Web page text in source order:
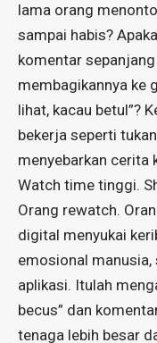
lama orang
sampai habis?
komentar
membagikannya ke
lihat, kacau betul”?
bekerja seperti
menyebarkan cerita
Watch time tinggi.
Orang rewatch.
digital menyukai
emosional manusia,
aplikasi. Itulah
becus” dan
tenaga lebih besar